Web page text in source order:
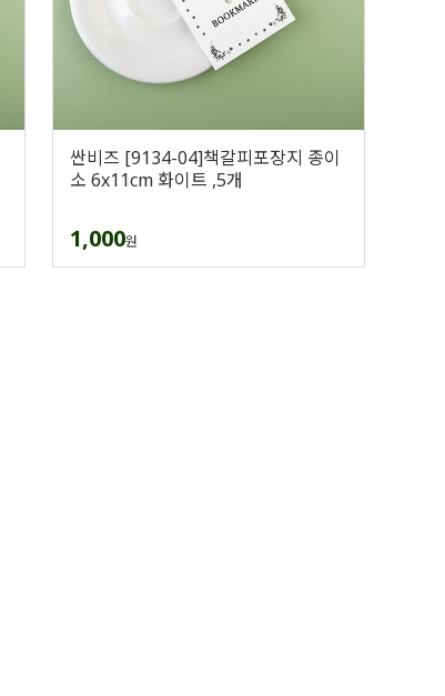
싼비즈 [9134-04]책갈피포장지 종이
소 6x11cm 화이트 ,5개
1,000원